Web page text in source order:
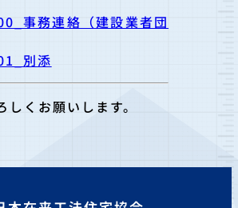
事務連絡（建設業者団
別添
しくお願いします。